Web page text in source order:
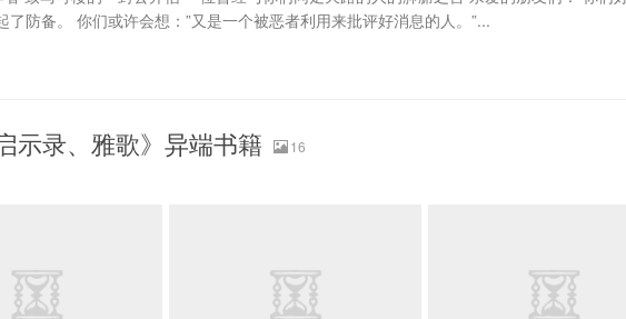
防备。 你们或许会想：”又是一个被恶者利用来批评好消息的人。”...
示录、雅歌》异端书籍
16